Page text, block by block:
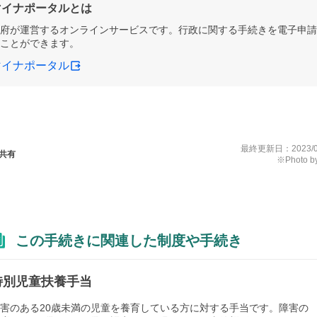
ナポータルとは
が運営するオンラインサービスです。行政に関する手続きを電子申
とができます。
イナポータル
有
最終更新日： 2023/
※Photo
この手続きに関連した制度や手続き
別児童扶養手当
のある20歳未満の児童を養育している方に対する手当です。障害の